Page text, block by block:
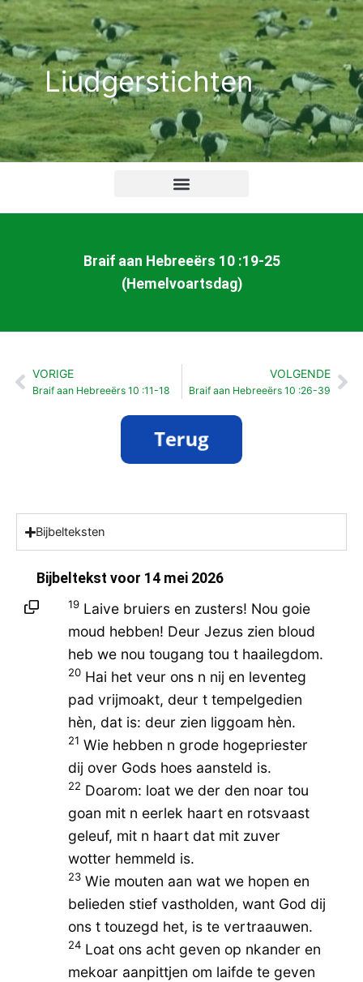
Ga
naar
de
inhoudLiudgerstichten
Braif aan Hebreeërs 10 :19-25
(Hemelvoartsdag)
Vorige
VORIGE
Braif aan Hebreeërs 10 :11-18
VOLGENDE
Braif aan Hebreeërs 10 :26-39
Bijbelteksten
Bijbeltekst voor 14 mei 2026
19Laive bruiers en zusters! Nou goie
moud hebben! Deur Jezus zien bloud
heb we nou tougang tou t haailegdom.
20Hai het veur ons n nij en leventeg
pad vrijmoakt, deur t tempelgedien
hèn, dat is: deur zien liggoam hèn.
21 Wie hebben n grode hogepriester
dij over Gods hoes aansteld is.
22 Doarom: loat we der den noar tou
goan mit n eerlek haart en rotsvaast
geleuf, mit n haart dat mit zuver
wotter hemmeld is.
23Wie mouten aan wat we hopen en
belieden stief vastholden, want God dij
ons t touzegd het, is te vertraauwen.
24Loat ons acht geven op nkander en
mekoar aanpittjen om laifde te geven